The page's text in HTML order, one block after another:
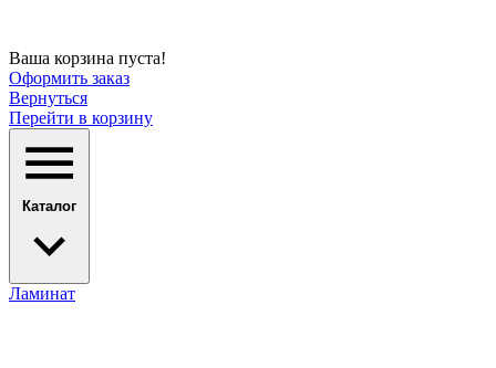
Ваша корзина пуста!
Оформить заказ
Вернуться
Перейти в корзину
Каталог
Ламинат